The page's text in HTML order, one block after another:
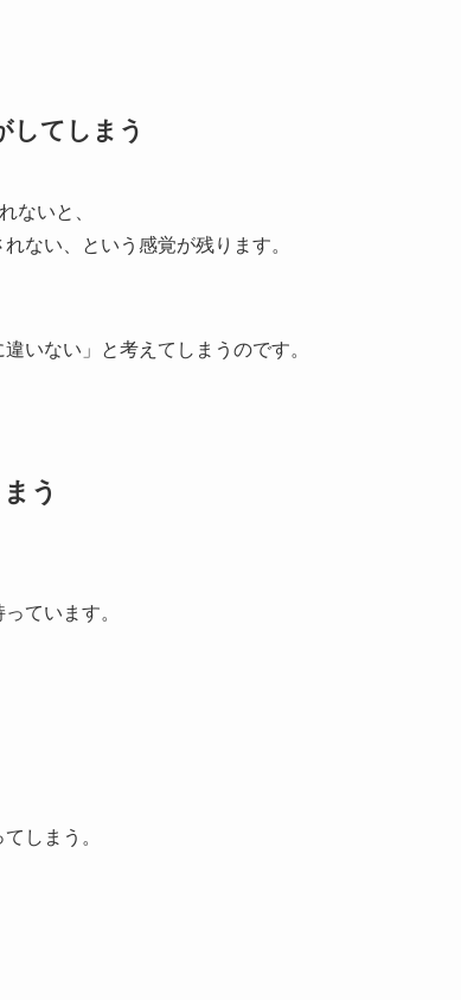
してしまう
ないと、
ない、という感覚が残ります。
いない」と考えてしまうのです。
う
ています。
しまう。